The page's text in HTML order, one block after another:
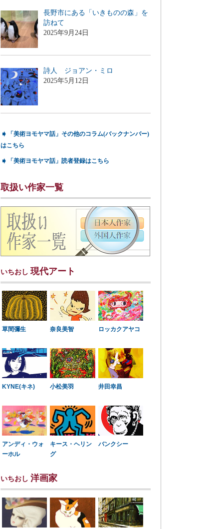
長野市にある「いきものの森」を
訪ねて
2025年9月24日
詩人 ジョアン・ミロ
2025年5月12日
➧
「美術ヨモヤマ話」その他のコラム(バックナンバー)
はこちら
➧ 「美術ヨモヤマ話」読者登録はこちら
取扱い作家一覧
いちおし 現代アート
草間彌生 奈良美智 ロッカクアヤコ
KYNE(キネ) 小松美羽 井田幸昌
アンディ・ウォ
ーホル
キース・ヘリン
グ
バンクシー
いちおし 洋画家